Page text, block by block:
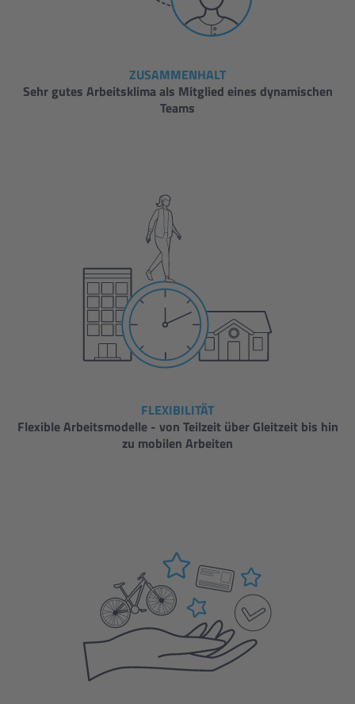
ZUSAMMENHALT
Sehr gutes Arbeitsklima als Mitglied eines dynamischen
Teams
FLEXIBILITÄT
Flexible Arbeitsmodelle - von Teilzeit über Gleitzeit bis hin
zu mobilen Arbeiten